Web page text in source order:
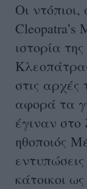
Οι ντόπιοι,
Cleopatra’s
ιστορία
στις
αφορά τα
έγιναν
ηθοποιός
κάτοικοι